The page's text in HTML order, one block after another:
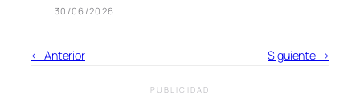
30/06/2026
← Anterior Siguiente →
PUBLICIDAD